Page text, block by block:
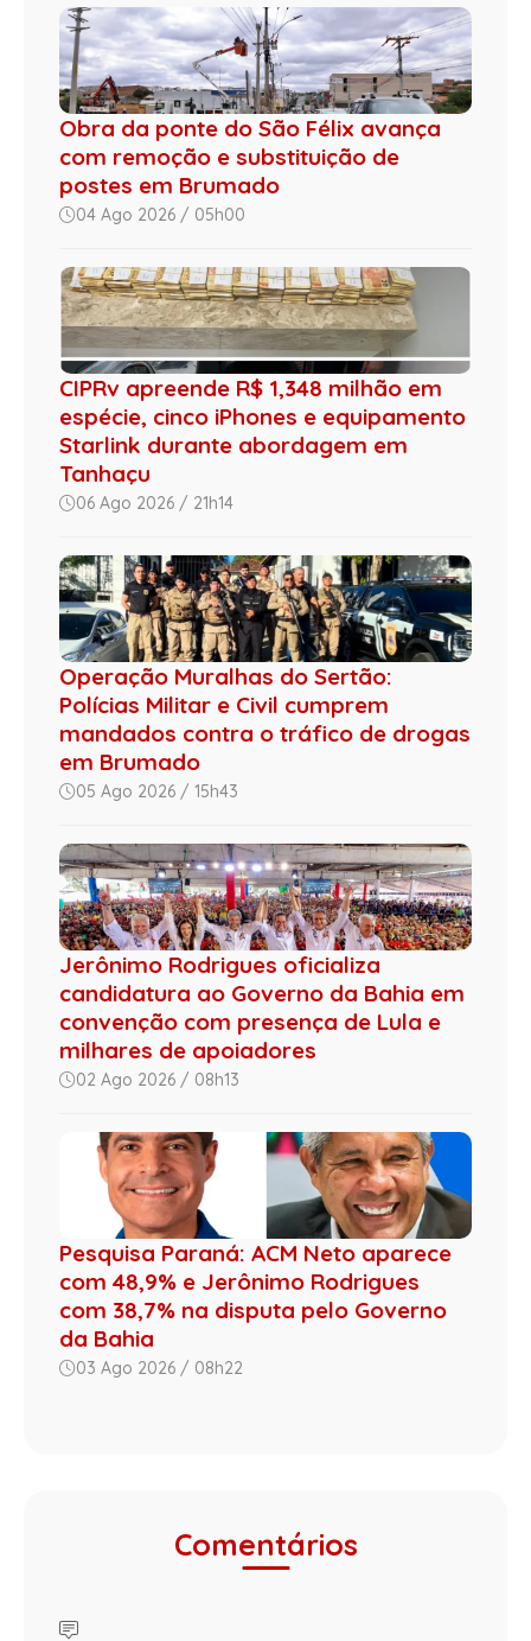
Obra da ponte do São Félix avança
com remoção e substituição de
postes em Brumado
04 Ago 2026 / 05h00
CIPRv apreende R$ 1,348 milhão em
espécie, cinco iPhones e equipamento
Starlink durante abordagem em
Tanhaçu
06 Ago 2026 / 21h14
Operação Muralhas do Sertão:
Polícias Militar e Civil cumprem
mandados contra o tráfico de drogas
em Brumado
05 Ago 2026 / 15h43
Jerônimo Rodrigues oficializa
candidatura ao Governo da Bahia em
convenção com presença de Lula e
milhares de apoiadores
02 Ago 2026 / 08h13
Pesquisa Paraná: ACM Neto aparece
com 48,9% e Jerônimo Rodrigues
com 38,7% na disputa pelo Governo
da Bahia
03 Ago 2026 / 08h22
Comentários